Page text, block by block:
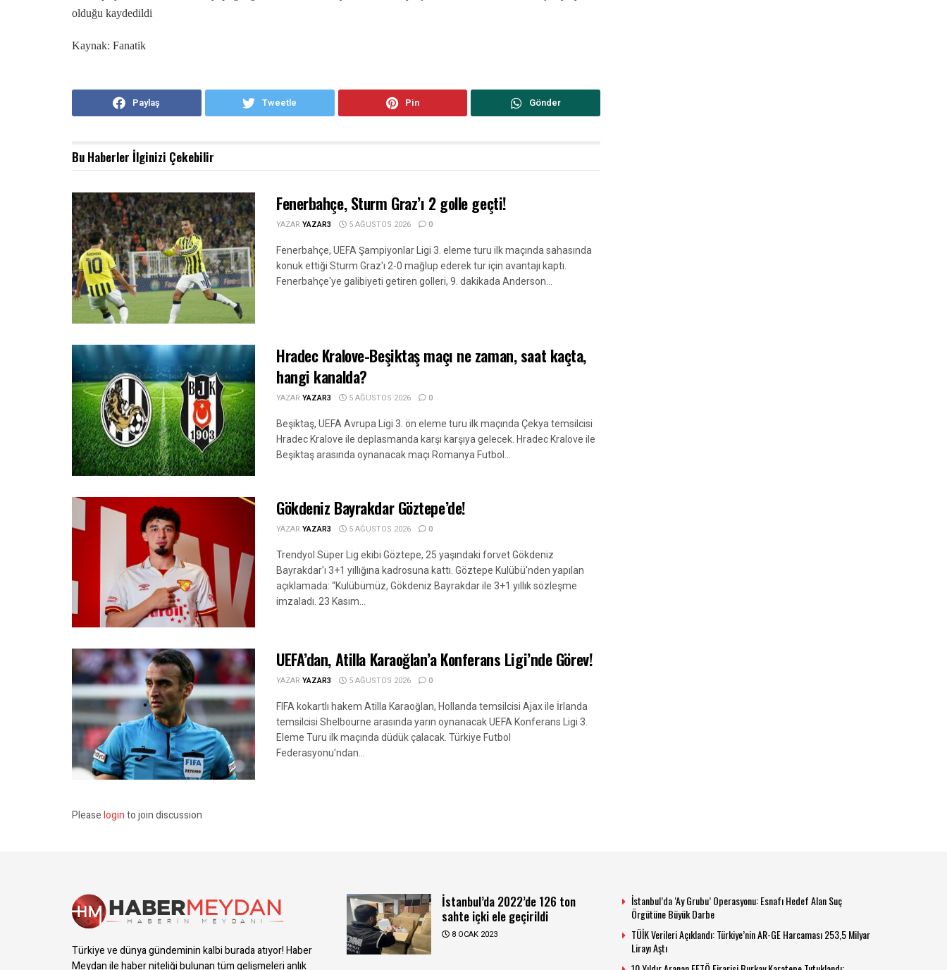
olduğu kaydedildi
Kaynak: Fanatik
Paylaş Tweetle Pin Gönder
Bu Haberler İlginizi Çekebilir
Fenerbahçe, Sturm Graz’ı 2 golle geçti!
YAZAR YAZAR3 5 AĞUSTOS 2026 0
Fenerbahçe, UEFA Şampiyonlar Ligi 3. eleme turu ilk maçında sahasında
konuk ettiği Sturm Graz'ı 2-0 mağlup ederek tur için avantajı kaptı.
Fenerbahçe'ye galibiyeti getiren golleri, 9. dakikada Anderson...
Hradec Kralove-Beşiktaş maçı ne zaman, saat kaçta,
hangi kanalda?
YAZAR YAZAR3 5 AĞUSTOS 2026 0
Beşiktaş, UEFA Avrupa Ligi 3. ön eleme turu ilk maçında Çekya temsilcisi
Hradec Kralove ile deplasmanda karşı karşıya gelecek. Hradec Kralove ile
Beşiktaş arasında oynanacak maçı Romanya Futbol...
Gökdeniz Bayrakdar Göztepe’de!
YAZAR YAZAR3 5 AĞUSTOS 2026 0
Trendyol Süper Lig ekibi Göztepe, 25 yaşındaki forvet Gökdeniz
Bayrakdar'ı 3+1 yıllığına kadrosuna kattı. Göztepe Kulübü'nden yapılan
açıklamada: “Kulübümüz, Gökdeniz Bayrakdar ile 3+1 yıllık sözleşme
imzaladı. 23 Kasım...
UEFA’dan, Atilla Karaoğlan’a Konferans Ligi’nde Görev!
YAZAR YAZAR3 5 AĞUSTOS 2026 0
FIFA kokartlı hakem Atilla Karaoğlan, Hollanda temsilcisi Ajax ile İrlanda
temsilcisi Shelbourne arasında yarın oynanacak UEFA Konferans Ligi 3.
Eleme Turu ilk maçında düdük çalacak. Türkiye Futbol
Federasyonu'ndan...
Pleaseloginto join discussion
Türkiye ve dünya gündeminin kalbi burada atıyor! Haber
Meydan ile haber niteliği bulunan tüm gelişmeleri anlık
İstanbul’da 2022’de 126 ton
sahte içki ele geçirildi
8 OCAK 2023
İstanbul’da ‘Ay Grubu’ Operasyonu: Esnafı Hedef Alan Suç
Örgütüne Büyük Darbe
TÜİK Verileri Açıklandı: Türkiye’nin AR-GE Harcaması 253,5 Milyar
Lirayı Aştı